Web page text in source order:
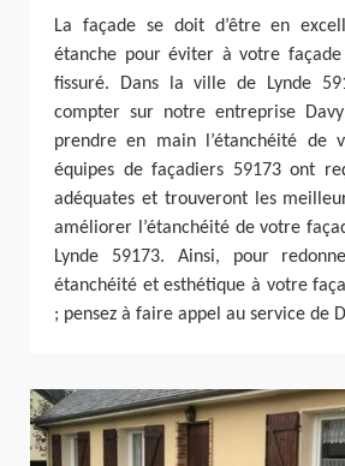
La façade se doit d’être en
étanche pour éviter à votre
fissuré. Dans la ville de Lynde
compter sur notre entreprise
prendre en main l’étanchéité de
équipes de façadiers 59173 ont
adéquates et trouveront les
améliorer l’étanchéité de votre
Lynde 59173. Ainsi, pour
étanchéité et esthétique à votre
; pensez à faire appel au service de